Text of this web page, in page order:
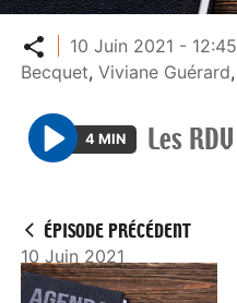
Partager
10 Juin 2021 - 12:45
Becquet,Viviane Guérard,
P
y
4 MIN Les RDV
ÉPISODE PRÉCÉDENT
10 Juin 2021